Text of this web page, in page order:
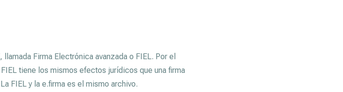
Firma Electrónica avanzada o FIEL. Por el
tiene los mismos efectos jurídicos que una firma
FIEL y la e.firma es el mismo archivo.